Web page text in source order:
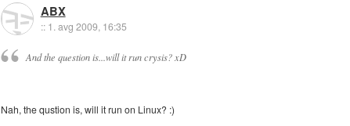
ABX
:: 1. avg 2009, 16:35
And the question is...will it run crysis? xD
Nah, the qustion is, will it run on Linux? :)